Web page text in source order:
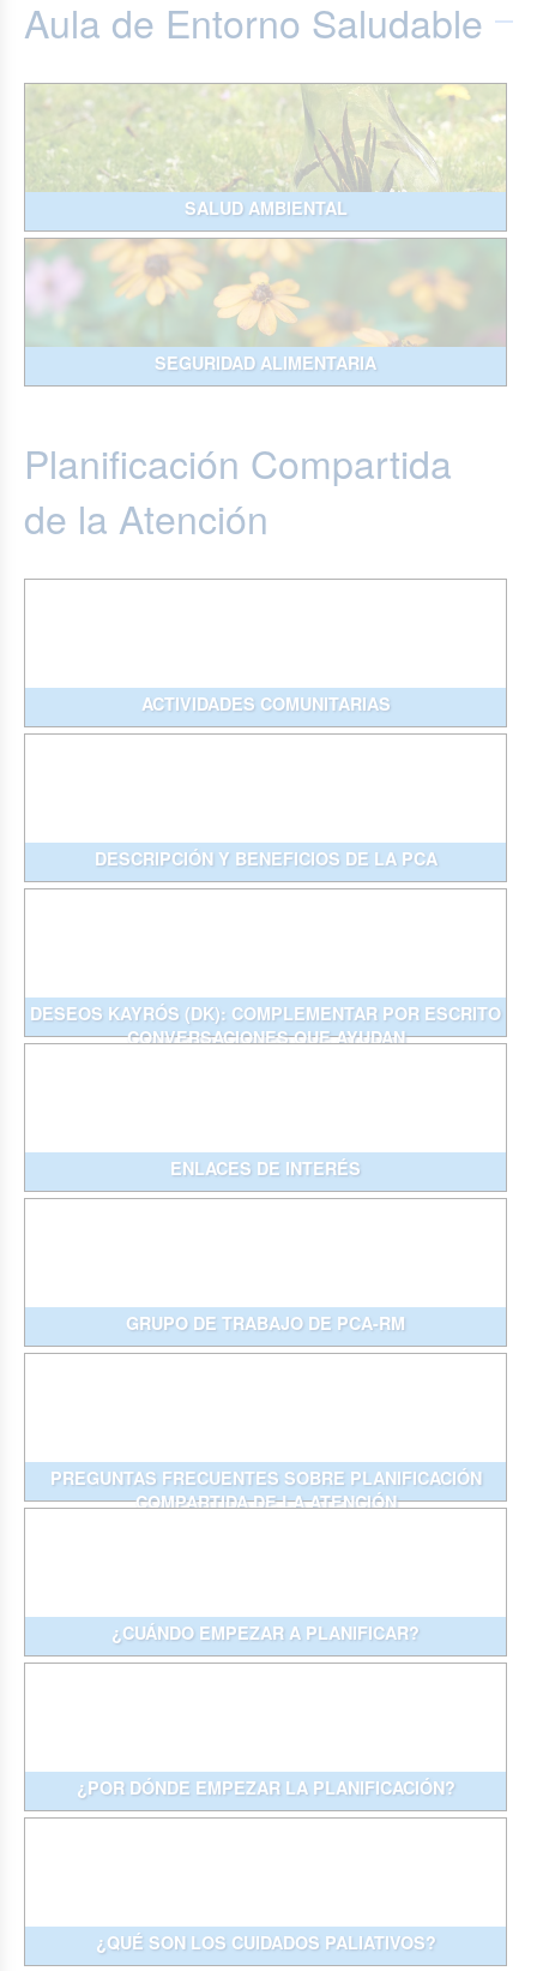
Aula de Entorno Saludable
SALUD AMBIENTAL
SEGURIDAD ALIMENTARIA
Planificación Compartida
de la Atención
ACTIVIDADES COMUNITARIAS
DESCRIPCIÓN Y BENEFICIOS DE LA PCA
DESEOS KAYRÓS (DK): COMPLEMENTAR POR ESCRITO
CONVERSACIONES QUE AYUDAN
ENLACES DE INTERÉS
GRUPO DE TRABAJO DE PCA-RM
PREGUNTAS FRECUENTES SOBRE PLANIFICACIÓN
COMPARTIDA DE LA ATENCIÓN
¿CUÁNDO EMPEZAR A PLANIFICAR?
¿POR DÓNDE EMPEZAR LA PLANIFICACIÓN?
¿QUÉ SON LOS CUIDADOS PALIATIVOS?